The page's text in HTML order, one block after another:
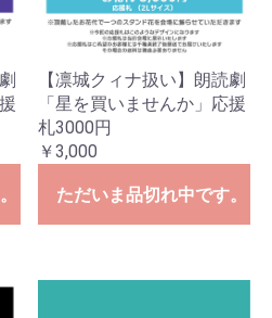
【凛城クィナ扱い】朗読劇
「星を買いませんか」応援
札3000円
￥3,000
ただいま品切れ中です。